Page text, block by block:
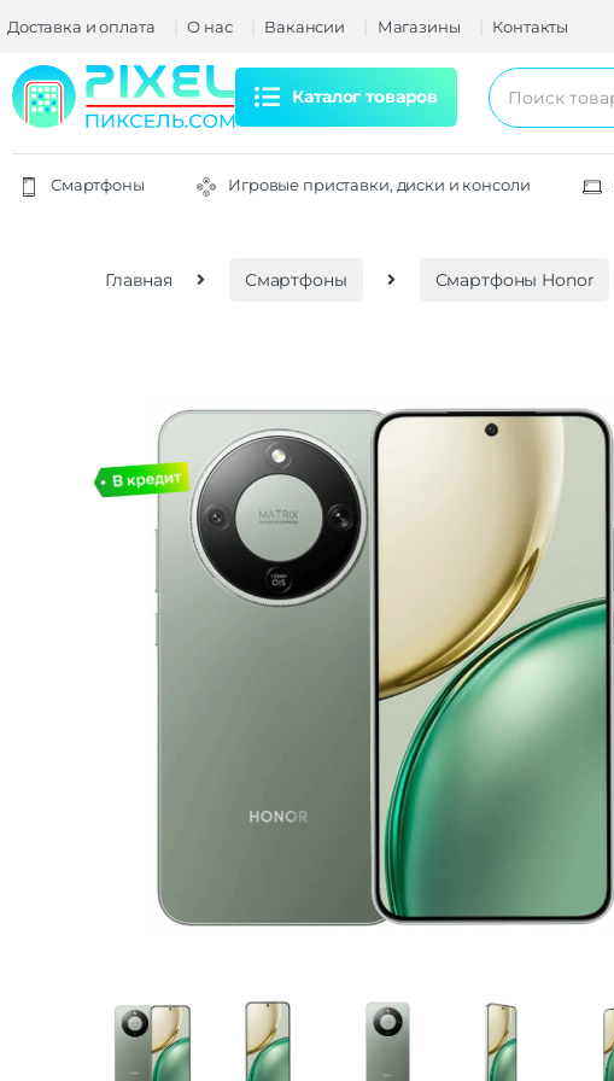
Доставка и оплата О нас Вакансии Магазины Контакты
Каталог товаров
Смартфоны Игровые приставки, диски и консоли
Главная Смартфоны Смартфоны Honor